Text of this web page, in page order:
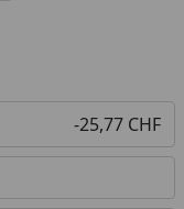
-25,77 CHF